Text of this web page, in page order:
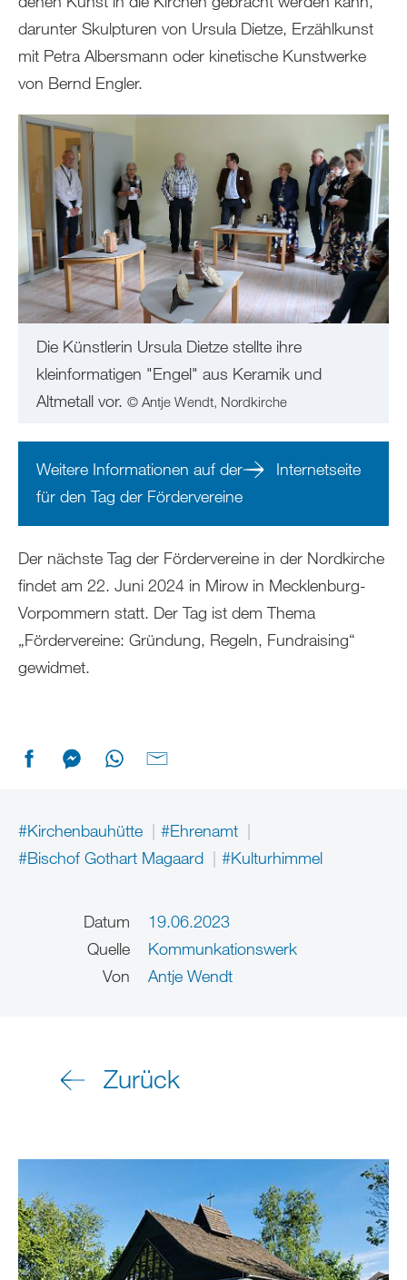
darunter Skulpturen von Ursula Dietze, Erzählkunst
mit Petra Albersmann oder kinetische Kunstwerke
von Bernd Engler.
Die Künstlerin Ursula Dietze stellte ihre
kleinformatigen "Engel" aus Keramik und
Altmetall vor. © Antje Wendt, Nordkirche
Weitere Informationen auf der
Internetseite
für den Tag der Fördervereine
Der nächste Tag der Fördervereine in der Nordkirche
findet am 22. Juni 2024 in Mirow in Mecklenburg-
Vorpommern statt. Der Tag ist dem Thema
„Fördervereine: Gründung, Regeln, Fundraising“
gewidmet.
#Kirchenbauhütte
#Ehrenamt
#Bischof Gothart Magaard
#Kulturhimmel
Datum
19.06.2023
Quelle
Kommunkationswerk
Von
Antje Wendt
Zurück